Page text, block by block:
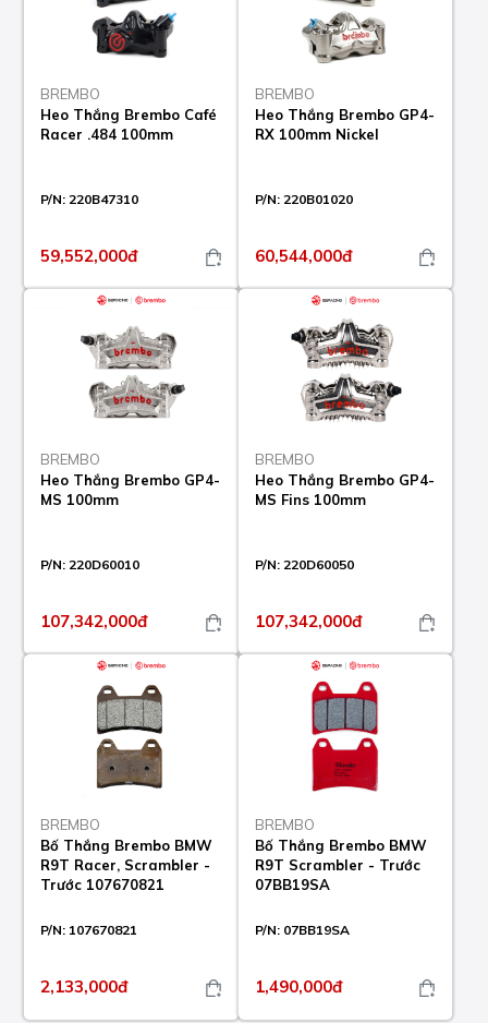
BREMBO
Heo Thắng Brembo Café
Racer .484 100mm
P/N: 220B47310
59,552,000đ
BREMBO
Heo Thắng Brembo GP4-
RX 100mm Nickel
P/N: 220B01020
60,544,000đ
BREMBO
Heo Thắng Brembo GP4-
MS 100mm
P/N: 220D60010
107,342,000đ
BREMBO
Heo Thắng Brembo GP4-
MS Fins 100mm
P/N: 220D60050
107,342,000đ
BREMBO
Bố Thắng Brembo BMW
R9T Racer, Scrambler -
Trước 107670821
P/N: 107670821
2,133,000đ
BREMBO
Bố Thắng Brembo BMW
R9T Scrambler - Trước
07BB19SA
P/N: 07BB19SA
1,490,000đ